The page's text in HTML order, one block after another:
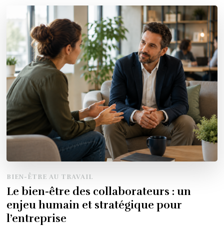
BIEN-ÊTRE AU TRAVAIL
Le bien-être des collaborateurs : un
enjeu humain et stratégique pour
l’entreprise